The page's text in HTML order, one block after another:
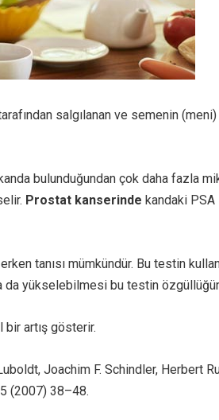
salgılanan ve semenin
bulunduğundan çok daha fazla
Prostat kanserinde kandaki
tanısı mümkündür. Bu testin
da yükselebilmesi bu testin
artış gösterir.
Joachim F. Schindler,
(2007) 38–48.